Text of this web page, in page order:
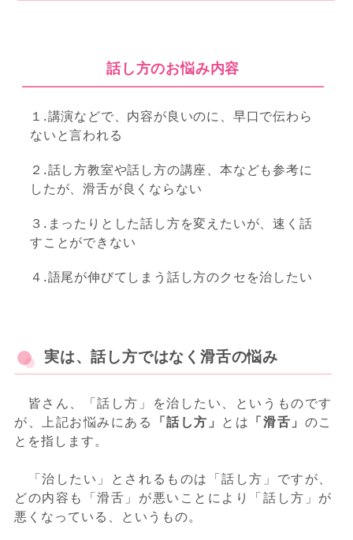
話し方のお悩み内容
１.講演などで、内容が良いのに、早口で伝わら
ないと言われる
２.話し方教室や話し方の講座、本なども参考に
したが、滑舌が良くならない
３.まったりとした話し方を変えたいが、速く話
すことができない
４.語尾が伸びてしまう話し方のクセを治したい
実は、話し方ではなく滑舌の悩み
皆さん、「話し方」を治したい、というものです
が、上記お悩みにある
「話し方」 とは 「滑舌」 のこ
とを指します。
「治したい」とされるものは「話し方」ですが、
どの内容も「滑舌」が悪いことにより「話し方」が
悪くなっている、というもの。